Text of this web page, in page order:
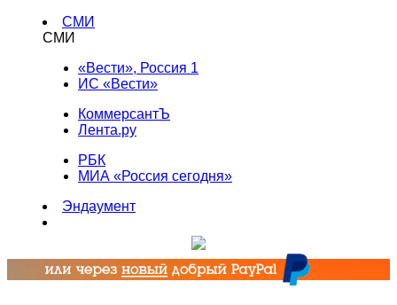
СМИ
СМИ
«Вести», Россия 1
ИС «Вести»
КоммерсантЪ
Лента.ру
РБК
МИА «Россия сегодня»
Эндаумент